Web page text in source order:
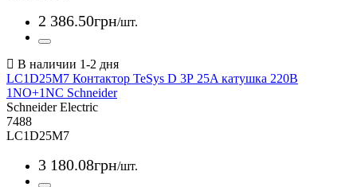
2 386.50грн/шт.
LC1D25M7 Контактор TeSys D 3Р 25A катушка 220В
1NO+1NC Schneider
Schneider Electric
7488
LC1D25M7
3 180.08грн/шт.